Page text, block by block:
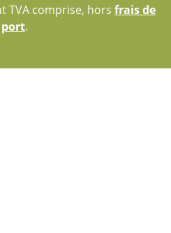
TVA comprise, hors frais de
port.